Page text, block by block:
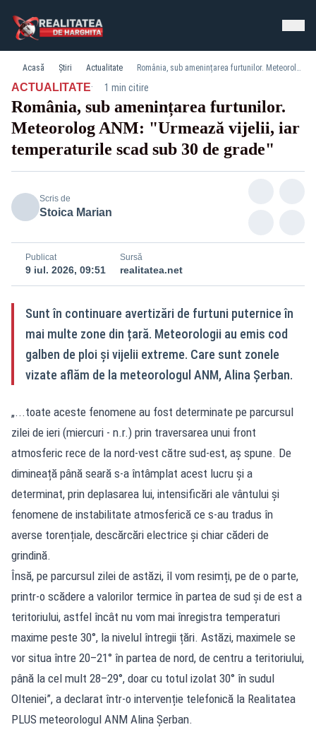
Acasă Știri Actualitate România, sub amenințarea furtunilor. Meteorolog ANM: "Urmează vijelii, iar temperaturile scad sub 30 de grade"
ACTUALITATE· 1 min citire
România, sub amenințarea furtunilor.
Meteorolog ANM: "Urmează vijelii, iar
temperaturile scad sub 30 de grade"
Scris de
Stoica Marian
Publicat
9 iul. 2026, 09:51
Sursă
realitatea.net
Sunt în continuare avertizări de furtuni puternice în
mai multe zone din țară. Meteorologii au emis cod
galben de ploi și vijelii extreme. Care sunt zonele
vizate aflăm de la meteorologul ANM, Alina Șerban.
„...toate aceste fenomene au fost determinate pe parcursul
zilei de ieri (miercuri - n.r.) prin traversarea unui front
atmosferic rece de la nord-vest către sud-est, aș spune. De
dimineață până seară s-a întâmplat acest lucru și a
determinat, prin deplasarea lui, intensificări ale vântului și
fenomene de instabilitate atmosferică ce s-au tradus în
averse torențiale, descărcări electrice și chiar căderi de
grindină.
Însă, pe parcursul zilei de astăzi, îl vom resimți, pe de o parte,
printr-o scădere a valorilor termice în partea de sud și de est a
teritoriului, astfel încât nu vom mai înregistra temperaturi
maxime peste 30°, la nivelul întregii țări. Astăzi, maximele se
vor situa între 20–21° în partea de nord, de centru a teritoriului,
până la cel mult 28–29°, doar cu totul izolat 30° în sudul
Olteniei”, a declarat într-o intervenție telefonică la Realitatea
PLUS meteorologul ANM Alina Șerban.